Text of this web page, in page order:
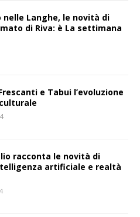
nelle Langhe, le novità di
di Riva: è La settimana
e Tabui l’evoluzione
racconta le novità di
artificiale e realtà